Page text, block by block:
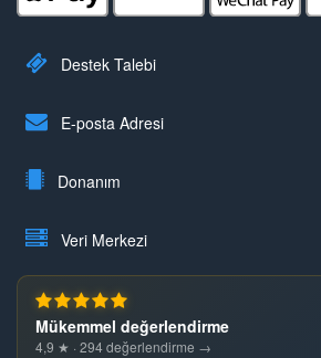
Destek Talebi
E-posta Adresi
Donanım
Veri Merkezi
Mükemmel değerlendirme
4,9 ★ · 294 değerlendirme →